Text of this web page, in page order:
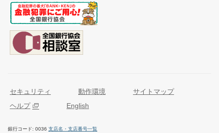
セキュリティ 動作環境
サイトマップ
ヘルプ
English
銀行コード 0036 支店名・支店番号一覧